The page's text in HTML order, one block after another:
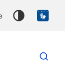
Dados
para